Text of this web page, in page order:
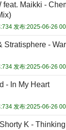
feat. Maikki -
:734 发布:2025-06-26
Stratisphere -
:734 发布:2025-06-26
- In My Heart
:734 发布:2025-06-26
K -